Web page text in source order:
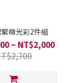
緻光彩2件組
~ NT$2,000